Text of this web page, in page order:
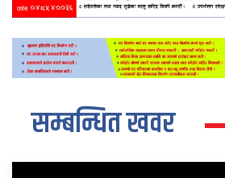
सम्बन्धित खवर